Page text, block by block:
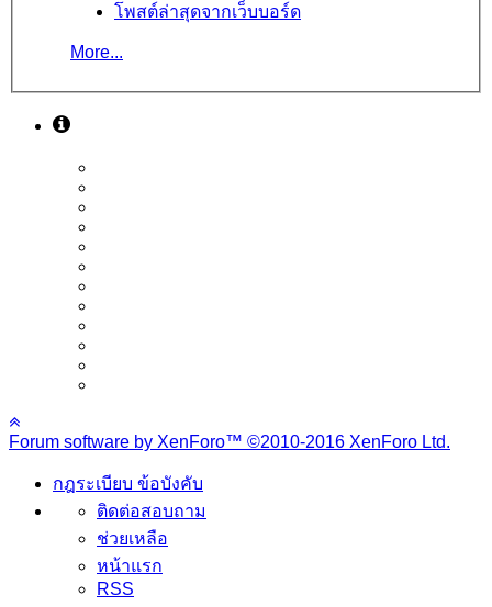
โพสต์ล่าสุดจากเว็บบอร์ด
More...
Forum software by XenForo™ ©2010-2016 XenForo Ltd.
กฎระเบียบ ข้อบังคับ
ติดต่อสอบถาม
ช่วยเหลือ
หน้าแรก
RSS